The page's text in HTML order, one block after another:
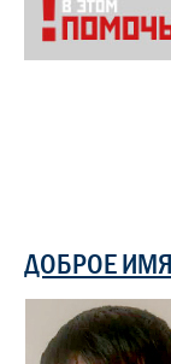
ДОБРОЕ